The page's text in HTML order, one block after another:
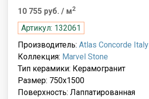
10 755 руб. / м2
Артикул: 132061
Производитель: Atlas Concorde Italy
Коллекция: Marvel Stone
Тип керамики: Керамогранит
Размер: 750x1500
Поверхность: Лаппатированная